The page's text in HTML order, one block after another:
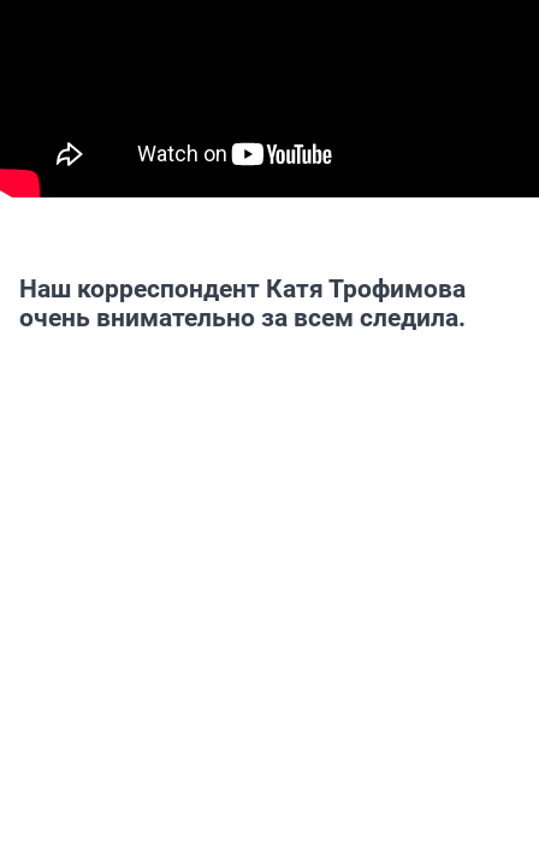
Наш корреспондент Катя Трофимова
очень внимательно за всем следила.